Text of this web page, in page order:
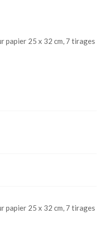
papier 25 x 32 cm, 7 tirages
papier 25 x 32 cm, 7 tirages